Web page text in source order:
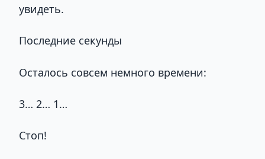
увидеть.
Последние секунды
Осталось совсем немного времени:
3… 2… 1…
Стоп!